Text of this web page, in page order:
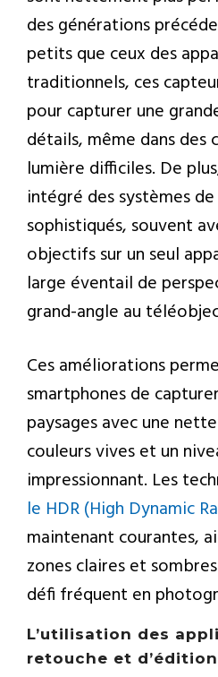
des générations
petits que ceux des
traditionnels, ces
pour capturer une
détails, même dans des
lumière difficiles. De
intégré des systèmes
sophistiqués, souvent
objectifs sur un seul
large éventail de
grand-angle au
Ces améliorations
smartphones de
paysages avec une
couleurs vives et un
impressionnant. Les
le HDR (High Dynamic
maintenant courantes,
zones claires et
défi fréquent en
L’utilisation des
retouche et